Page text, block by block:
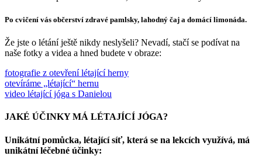
Po cvičení vás občerství zdravé pamlsky, lahodný čaj a domácí limonáda.
Že jste o létání ještě nikdy neslyšeli? Nevadí, stačí se podívat na
naše fotky a videa a hned budete v obraze:
fotografie z otevření létající herny
otevíráme „létající“ hernu
video létající jóga s Danielou
JAKÉ ÚČINKY MÁ LÉTAJÍCÍ JÓGA?
Unikátní pomůcka, létající síť, která se na lekcích využívá, má
unikátní léčebné účinky: